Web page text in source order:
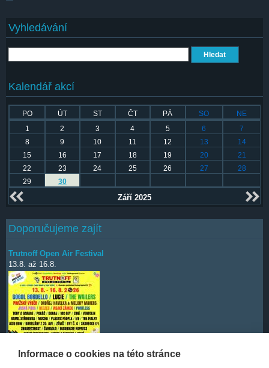
Vyhledávání
Kalendář akcí
PO ÚT ST ČT PÁ SO
NE
1
2 3 4 5 6
7
8
9 10 11 12 13
14
15
16 17 18 19 20
21
22
23 24 25 26 27
28
29
30
Září 2025
Doporučujeme zajít
Trutnoff Open Air Festival
13.8. až 16.8.
Informace o cookies na této stránce